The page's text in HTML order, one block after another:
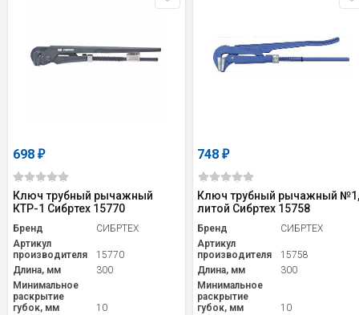
698 ₽
Ключ трубный рычажный
КТР-1 Сибртех 15770
Бренд
СИБРТЕХ
Артикул
производителя
15770
Длина, мм
300
Минимальное
раскрытие
губок, мм
10
748₽
Ключ трубный рычажный
литой Сибртех 15758
Бренд
СИБРТЕХ
Артикул
производителя
15758
Длина, мм
300
Минимальное
раскрытие
губок, мм
10